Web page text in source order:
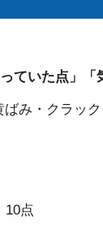
ていた点」「
み・クラック
点